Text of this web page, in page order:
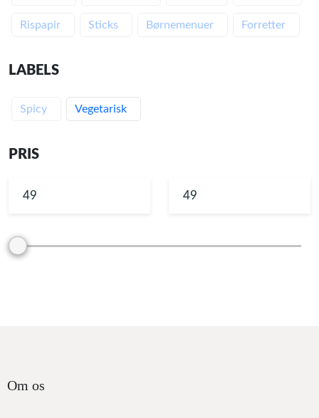
Rispapir Sticks Børnemenuer Forretter
LABELS
Spicy Vegetarisk
PRIS
Om os